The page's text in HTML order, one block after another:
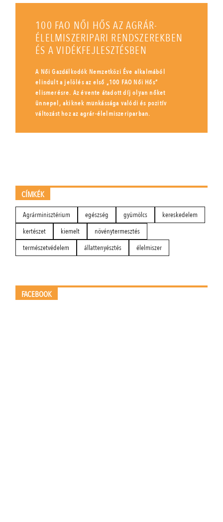
100 FAO NŐI HŐS AZ AGRÁR-
ÉLELMISZERIPARI RENDSZEREKBEN
ÉS A VIDÉKFEJLESZTÉSBEN
A Női Gazdálkodók Nemzetközi Éve alkalmából
elindult a jelölés az első „100 FAO Női Hős”
elismerésre. Az évente átadott díj olyan nőket
ünnepel, akiknek munkássága valódi és pozitív
változást hoz az agrár-élelmiszeriparban.
CÍMKÉK
Agrárminisztérium egészség gyümölcs
kereskedelem
kertészet
kiemelt
növénytermesztés
természetvédelem
állattenyésztés élelmiszer
FACEBOOK